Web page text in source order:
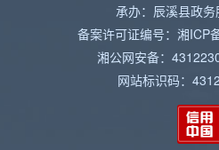
承办：辰溪县政
备案许可证编号：湘ICP
湘公网安备：
网站标识码：